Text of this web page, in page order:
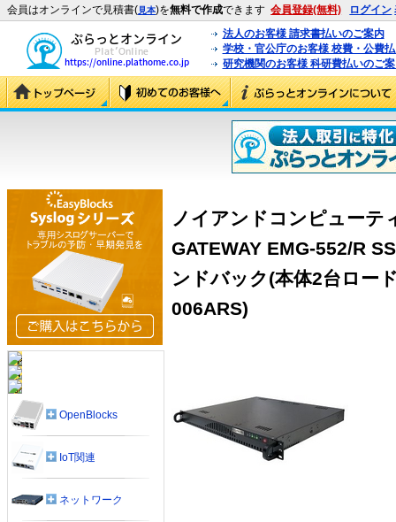
会員はオンラインで見積書(見本)を無料で作成できます 会員登録(無料) ログイン
法人のお客様 請求書払いのご案内
学校・官公庁のお客様 校費・公費
研究機関のお客様 科研費払いのご
ノイアンドコンピューテ
GATEWAY EMG-552/R
ンドバック(本体2台ロー
006ARS)
OpenBlocks
IoT関連
ネットワーク